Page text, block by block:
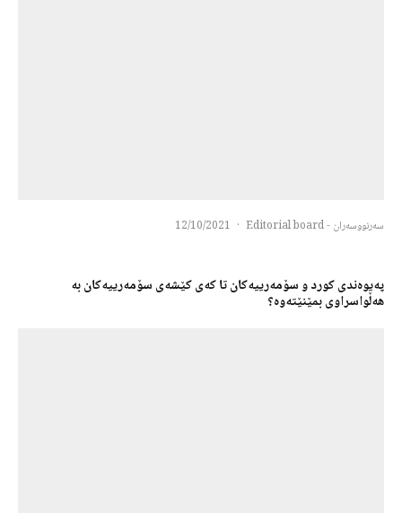
سەرنووسەران - Editorial board ·
12/10/2021
پەیوەندی کورد و سۆمەرییەکان تا کەی کێشەی سۆمەرییەکان بە
هەڵواسراوی بمێنێتەوە؟